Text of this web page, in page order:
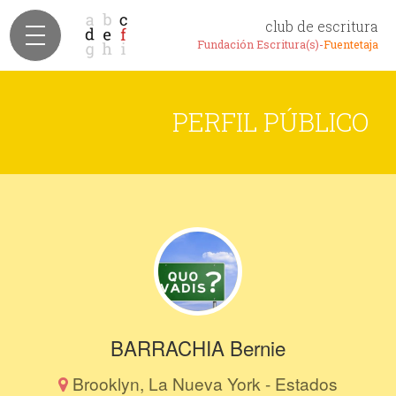
club de escritura
Fundación Escritura(s)-Fuentetaja
PERFIL PÚBLICO
BARRACHIA Bernie
Brooklyn, La Nueva York - Estados